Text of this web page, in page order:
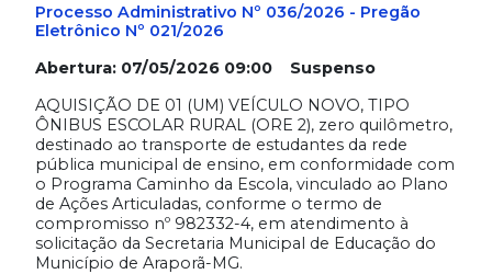
Processo Administrativo Nº 036/2026 - Pregão
Eletrônico Nº 021/2026
Abertura: 07/05/2026 09:00 Suspenso
AQUISIÇÃO DE 01 (UM) VEÍCULO NOVO, TIPO
ÔNIBUS ESCOLAR RURAL (ORE 2), zero quilômetro,
destinado ao transporte de estudantes da rede
pública municipal de ensino, em conformidade com
o Programa Caminho da Escola, vinculado ao Plano
de Ações Articuladas, conforme o termo de
compromisso nº 982332-4, em atendimento à
solicitação da Secretaria Municipal de Educação do
Município de Araporã-MG.